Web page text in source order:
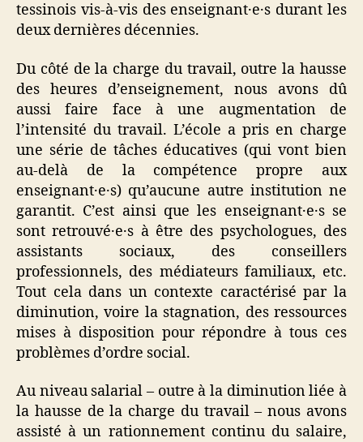
tessinois vis-à-vis des enseignant·e·s durant les
deux dernières décennies.
Du côté de la charge du travail, outre la hausse
des heures d’enseignement, nous avons dû
aussi faire face à une augmentation de
l’intensité du travail. L’école a pris en charge
une série de tâches éducatives (qui vont bien
au-delà de la compétence propre aux
enseignant·e·s) qu’aucune autre institution ne
garantit. C’est ainsi que les enseignant·e·s se
sont retrouvé·e·s à être des psychologues, des
assistants sociaux, des conseillers
professionnels, des médiateurs familiaux, etc.
Tout cela dans un contexte caractérisé par la
diminution, voire la stagnation, des ressources
mises à disposition pour répondre à tous ces
problèmes d’ordre social.
Au niveau salarial – outre à la diminution liée à
la hausse de la charge du travail – nous avons
assisté à un rationnement continu du salaire,